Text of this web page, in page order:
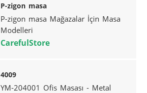
P-zigon masa
P-zigon masa Mağazalar İçin Masa
Modelleri
CarefulStore
4009
YM-204001 Ofis Masası - Metal